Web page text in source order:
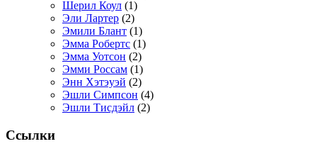
Шерил Коул (1)
Эли Лартер (2)
Эмили Блант (1)
Эмма Робертс (1)
Эмма Уотсон (2)
Эмми Россам (1)
Энн Хэтэуэй (2)
Эшли Симпсон (4)
Эшли Тисдэйл (2)
Ссылки